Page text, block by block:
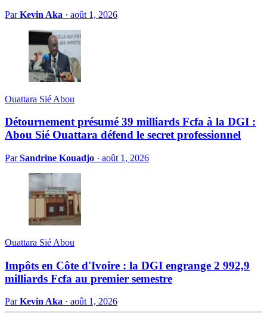
ParKevin Aka · août 1, 2026
Ouattara Sié Abou
Détournement présumé 39 milliards Fcfa à la DGI :
Abou Sié Ouattara défend le secret professionnel
ParSandrine Kouadjo · août 1, 2026
Ouattara Sié Abou
Impôts en Côte d'Ivoire : la DGI engrange 2 992,9
milliards Fcfa au premier semestre
ParKevin Aka · août 1, 2026